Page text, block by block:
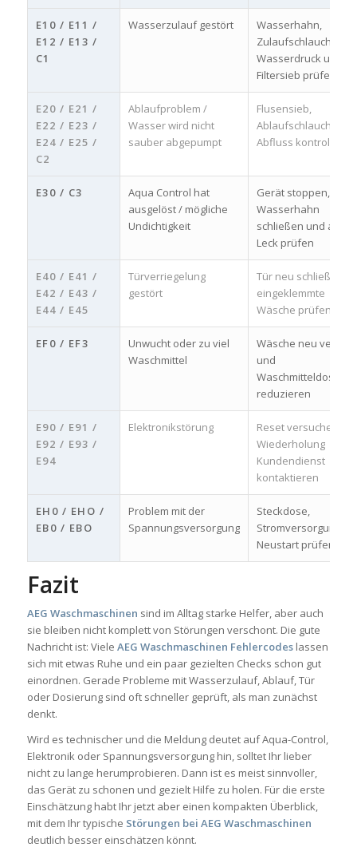
E10 / E11 /
E12 / E13 /
C1
Wasserzulauf gestört
Wasserhahn,
Zulaufschlauch,
Wasserdruck und
Filtersieb prüfen
E20 / E21 /
E22 / E23 /
E24 / E25 /
C2
Ablaufproblem /
Wasser wird nicht
sauber abgepumpt
Flusensieb,
Ablaufschlauch und
Abfluss kontrollieren
E30 / C3
Aqua Control hat
ausgelöst / mögliche
Undichtigkeit
Gerät stoppen,
Wasserhahn
schließen und auf
Leck prüfen
E40 / E41 /
E42 / E43 /
E44 / E45
Türverriegelung
gestört
Tür neu schließen
eingeklemmte
Wäsche prüfen
EF0 / EF3
Unwucht oder zu viel
Waschmittel
Wäsche neu
und
reduzieren
E90 / E91 /
E92 / E93 /
E94
Elektronikstörung
Reset versuchen,
Wiederholung
Kundendienst
kontaktieren
EH0 / EHO /
EB0 / EBO
Problem mit der
Spannungsversorgung
Steckdose,
Stromversorgung
Neustart prüfen
Fazit
AEG Waschmaschinen sind im Alltag starke Helfer, aber auch
sie bleiben nicht komplett von Störungen verschont. Die gute
Nachricht ist: Viele AEG Waschmaschinen Fehlercodeslassen
sich mit etwas Ruhe und ein paar gezielten Checks schon gut
einordnen. Gerade Probleme mit Wasserzulauf, Ablauf, Tür
oder Dosierung sind oft schneller geprüft, als man zunächst
denkt.
Wird es technischer und die Meldung deutet auf Aqua-Control,
Elektronik oder Spannungsversorgung hin, solltet Ihr lieber
nicht zu lange herumprobieren. Dann ist es meist sinnvoller,
das Gerät zu schonen und gezielt Hilfe zu holen. Für die erste
Einschätzung habt Ihr jetzt aber einen kompakten Überblick,
mit dem Ihr typische Störungen bei AEG Waschmaschinen
deutlich besser einschätzen könnt.